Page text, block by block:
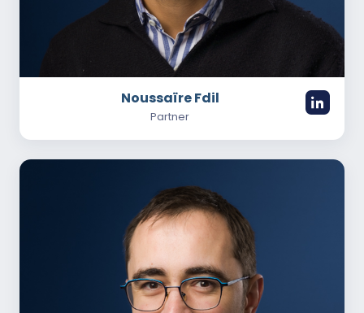
Noussaïre Fdil
Partner